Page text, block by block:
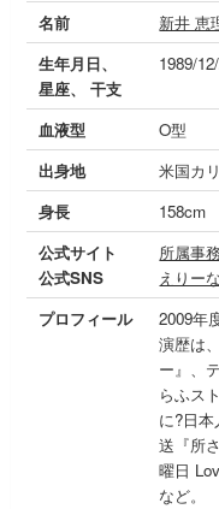
名前
新井 恵
生年月日、
星座、 干支
1989/
血液型
O型
出身地
米国カ
身長
158cm
公式サイト
公式SNS
所属事
えりー
プロフィール
2009年
演歴は
ー』、
らふス
に?日
送『所
曜日
など。